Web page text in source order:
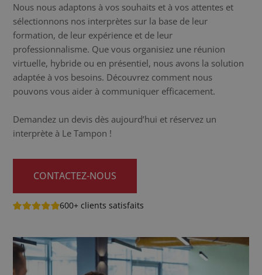
Nous nous adaptons à vos souhaits et à vos attentes et
sélectionnons nos interprètes sur la base de leur
formation, de leur expérience et de leur
professionnalisme. Que vous organisiez une réunion
virtuelle, hybride ou en présentiel, nous avons la solution
adaptée à vos besoins. Découvrez comment nous
pouvons vous aider à communiquer efficacement.
Demandez un devis dès aujourd’hui et réservez un
interprète à Le Tampon !
CONTACTEZ-NOUS
600+ clients satisfaits